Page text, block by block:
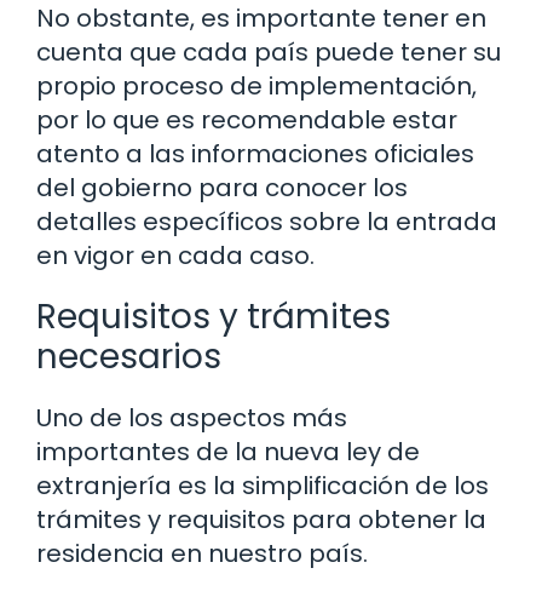
No obstante, es importante tener en
cuenta que cada país puede tener su
propio proceso de implementación,
por lo que es recomendable estar
atento a las informaciones oficiales
del gobierno para conocer los
detalles específicos sobre la entrada
en vigor en cada caso.
Requisitos y trámites
necesarios
Uno de los aspectos más
importantes de la nueva ley de
extranjería es la simplificación de los
trámites y requisitos para obtener la
residencia en nuestro país.